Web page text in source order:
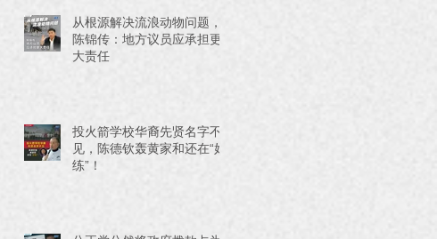
从根源解决流浪动物问题，
陈锦传：地方议员应承担更
大责任
投火箭学校华裔先贤名字不
见，陈德钦轰黄家和还在“好
练”！